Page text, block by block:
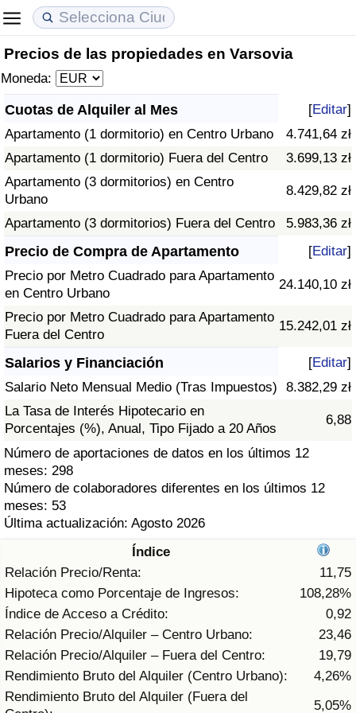
Precios de las propiedades en Varsovia
Moneda:
Cuotas de Alquiler al Mes [Editar]
Apartamento (1 dormitorio) en Centro Urbano
4.741,64 zł
Apartamento (1 dormitorio) Fuera del Centro
3.699,13 zł
Apartamento (3 dormitorios) en Centro
Urbano
8.429,82 zł
Apartamento (3 dormitorios) Fuera del Centro 5.983,36 zł
Precio de Compra de Apartamento [Editar]
Precio por Metro Cuadrado para Apartamento
en Centro Urbano
24.140,10 zł
Precio por Metro Cuadrado para Apartamento
Fuera del Centro
15.242,01 zł
Salarios y Financiación [Editar]
Salario Neto Mensual Medio (Tras Impuestos)
8.382,29 zł
La Tasa de Interés Hipotecario en
Porcentajes (%), Anual, Tipo Fijado a 20 Años
6,88
Número de aportaciones de datos en los últimos 12
meses: 298
Número de colaboradores diferentes en los últimos 12
meses: 53
Última actualización: Agosto 2026
Índice
Relación Precio/Renta:
11,75
Hipoteca como Porcentaje de Ingresos:
108,28%
Índice de Acceso a Crédito:
0,92
Relación Precio/Alquiler – Centro Urbano:
23,46
Relación Precio/Alquiler – Fuera del Centro:
19,79
Rendimiento Bruto del Alquiler (Centro Urbano):
4,26%
Rendimiento Bruto del Alquiler (Fuera del
5,05%
Coste de vida
Índice de Costo de Vida (Actual)
Índice de Costo de Vida
Índice de costo de vida por país
en aqaba
Precios de las propiedades
Índice de Precios de Inmuebles (Actual)
Índice de Precios de Inmuebles
Índice de Precios de Inmuebles por País
Calidad de Vida
Índice de Calidad de Vida
Índice de Calidad de Vida (Actual)
Índice de calidad de vida por país
Delincuencia
Calificación del Índice de Criminalidad
(Actual)
Índice de Criminalidad
Índice de criminalidad por país
Sanidad
Índice de Sanidad (Actual)
Índice de Sanidad
Índice de Sanidad por País
Contaminación
Índice de Contaminación (Actual)
Índice de contaminación
Índice de Contaminación por País